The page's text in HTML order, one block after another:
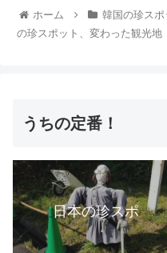
ホーム 韓国の珍ス
の珍スポット、変わった観光地
うちの定番！
日本の珍スポ